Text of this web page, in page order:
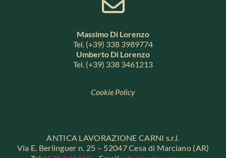
Massimo Di Lorenzo
Tel. (+39) 338 3989774
Umberto Di Lorenzo
Tel. (+39) 338 3461213
Cookie Policy
ANTICA LAVORAZIONE CARNI s.r.l.
Via E. Berlinguer n. 25 – 52047 Cesa di Marciano (AR)